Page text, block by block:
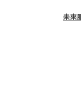
未來